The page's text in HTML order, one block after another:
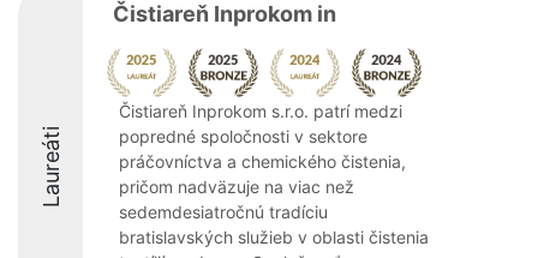
Laureáti
Čistiareň Inprokom in
Čistiareň Inprokom s.r.o. patrí medzi
popredné spoločnosti v sektore
práčovníctva a chemického čistenia,
pričom nadväzuje na viac než
sedemdesiatročnú tradíciu
bratislavských služieb v oblasti čistenia